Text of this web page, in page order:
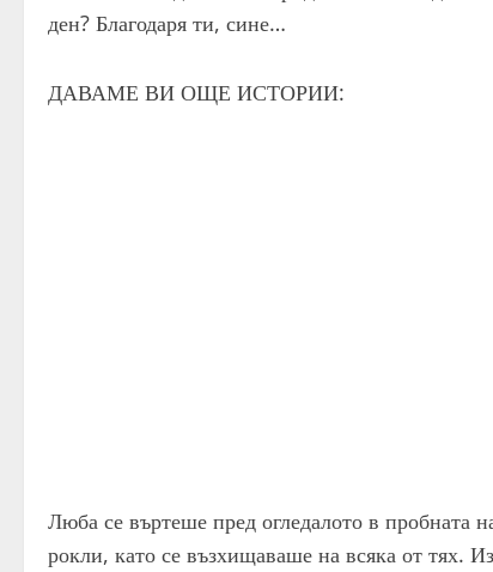
ден? Благодаря ти, сине…
ДАВАМЕ ВИ ОЩЕ ИСТОРИИ:
Люба се въртеше пред огледалото в пробната
рокли, като се възхищаваше на всяка от тях.